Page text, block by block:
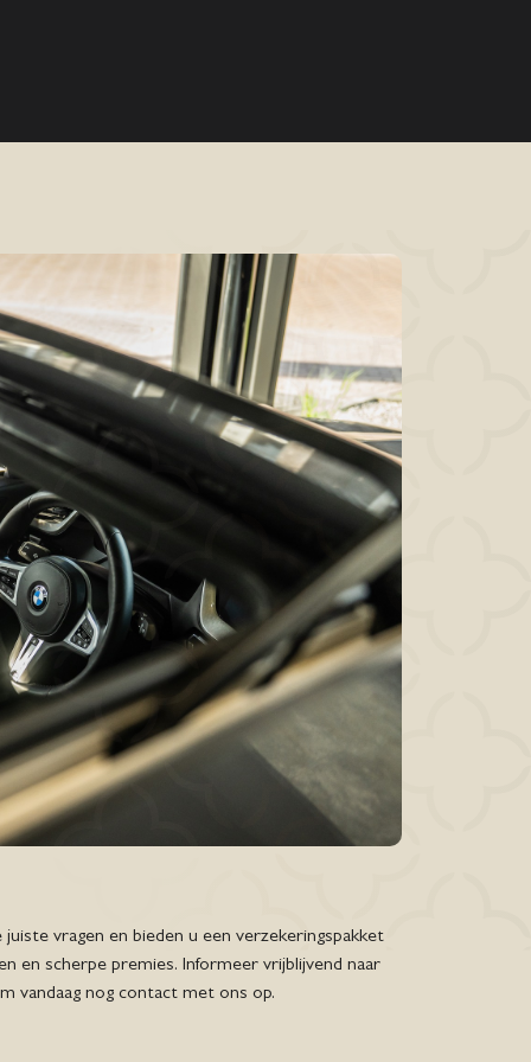
Diensten
Over ons
Verkocht
Contact
vragen en bieden u een verzekeringspakket
en scherpe premies. Informeer vrijblijvend naar
vandaag nog contact met ons op.